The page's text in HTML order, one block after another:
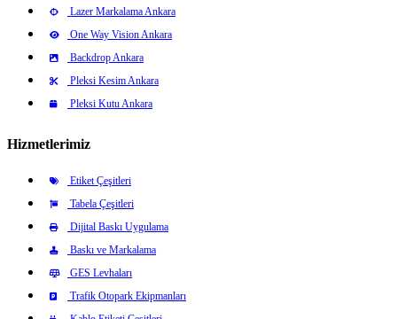
Lazer Markalama Ankara
One Way Vision Ankara
Backdrop Ankara
Pleksi Kesim Ankara
Pleksi Kutu Ankara
Hizmetlerimiz
Etiket Çeşitleri
Tabela Çeşitleri
Dijital Baskı Uygulama
Baskı ve Markalama
GES Levhaları
Trafik Otopark Ekipmanları